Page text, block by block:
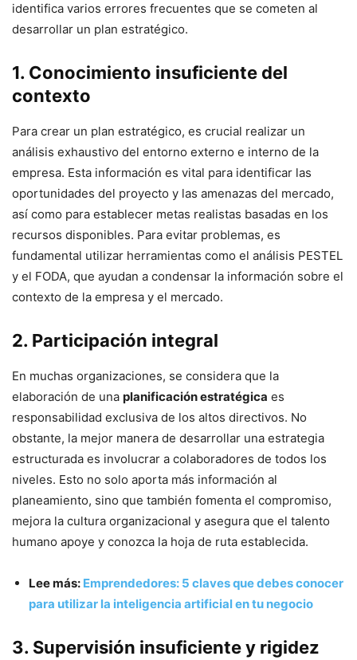
identifica varios errores frecuentes que se cometen al
desarrollar un plan estratégico.
1. Conocimiento insuficiente del
contexto
Para crear un plan estratégico, es crucial realizar un
análisis exhaustivo del entorno externo e interno de la
empresa. Esta información es vital para identificar las
oportunidades del proyecto y las amenazas del mercado,
así como para establecer metas realistas basadas en los
recursos disponibles. Para evitar problemas, es
fundamental utilizar herramientas como el análisis PESTEL
y el FODA, que ayudan a condensar la información sobre el
contexto de la empresa y el mercado.
2. Participación integral
En muchas organizaciones, se considera que la
elaboración de una planificación estratégica es
responsabilidad exclusiva de los altos directivos. No
obstante, la mejor manera de desarrollar una estrategia
estructurada es involucrar a colaboradores de todos los
niveles. Esto no solo aporta más información al
planeamiento, sino que también fomenta el compromiso,
mejora la cultura organizacional y asegura que el talento
humano apoye y conozca la hoja de ruta establecida.
Lee más: Emprendedores: 5 claves que debes conocer
para utilizar la inteligencia artificial en tu negocio
3. Supervisión insuficiente y rigidez